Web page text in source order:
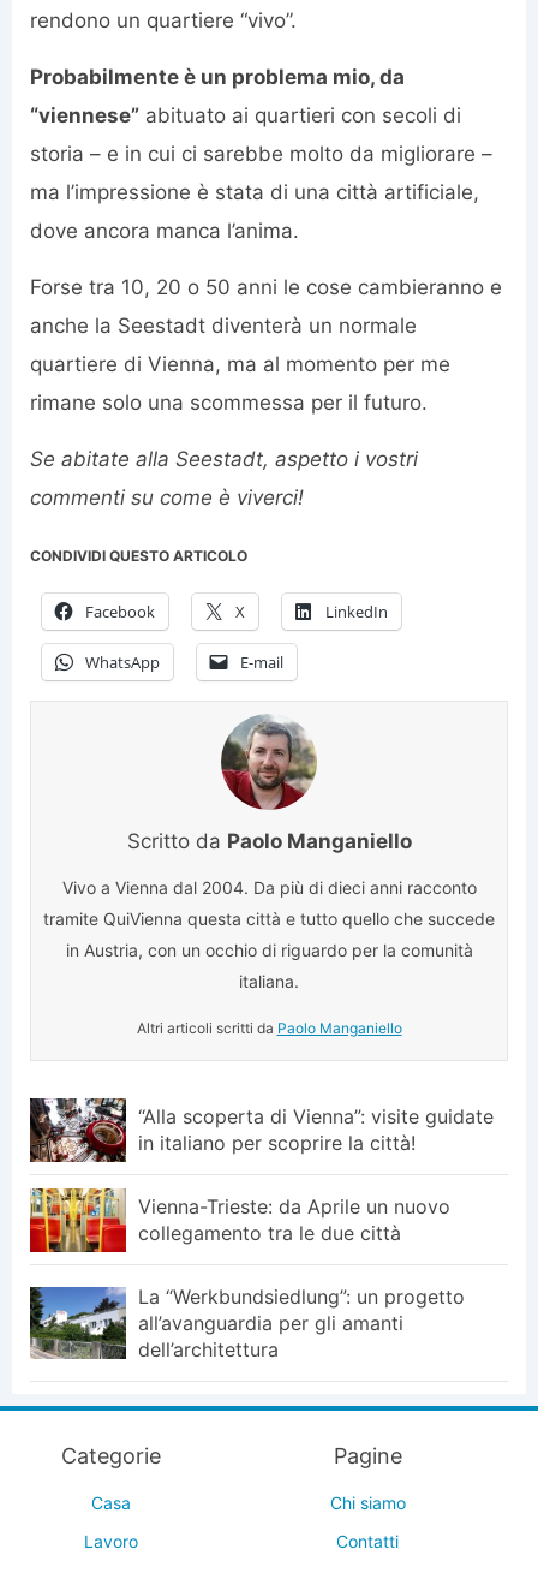
rendono un quartiere “vivo”.
Probabilmente è un problema mio, da
“viennese” abituato ai quartieri con secoli di
storia – e in cui ci sarebbe molto da migliorare –
ma l’impressione è stata di una città artificiale,
dove ancora manca l’anima.
Forse tra 10, 20 o 50 anni le cose cambieranno e
anche la Seestadt diventerà un normale
quartiere di Vienna, ma al momento per me
rimane solo una scommessa per il futuro.
Se abitate alla Seestadt, aspetto i vostri
commenti su come è viverci!
CONDIVIDI QUESTO ARTICOLO
Facebook X LinkedIn
WhatsApp E-mail
Scritto da Paolo Manganiello
Vivo a Vienna dal 2004. Da più di dieci anni racconto
tramite QuiVienna questa città e tutto quello che succede
in Austria, con un occhio di riguardo per la comunità
italiana.
Altri articoli scritti da Paolo Manganiello
“Alla scoperta di Vienna”: visite guidate
in italiano per scoprire la città!
Vienna-Trieste: da Aprile un nuovo
collegamento tra le due città
La “Werkbundsiedlung”: un progetto
all’avanguardia per gli amanti
dell’architettura
Categorie
Casa
Lavoro
Pagine
Chi siamo
Contatti